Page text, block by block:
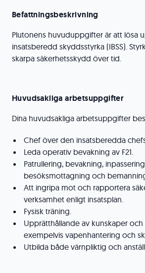
Befattningsbeskrivning
Plutonens huvuduppgifter är att lösa
insatsberedd skyddsstyrka (IBSS).
skarpa säkerhetsskydd över tid.
Huvudsakliga arbetsuppgifter
Dina huvudsakliga arbetsuppgifter
Chef över den insatsberedda
Leda operativ bevakning av F21.
Patrullering, bevakning,
besöksmottagning och
Att ingripa mot och rapportera
verksamhet enligt insatsplan.
Fysisk träning.
Upprätthållande av kunskaper
exempelvis vapenhantering och
Utbilda både värnpliktig och